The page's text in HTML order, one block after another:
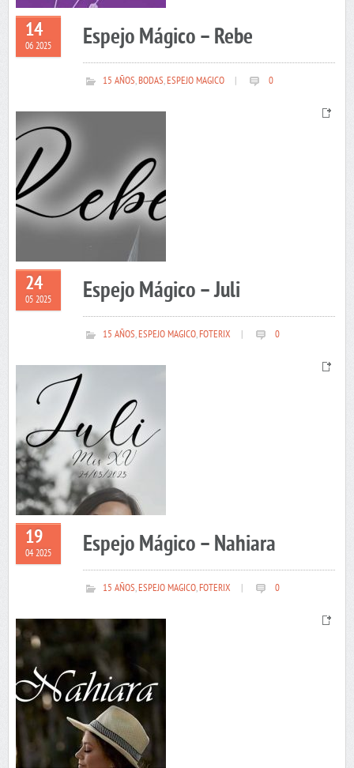
14
06 2025 Espejo Mágico – Rebe
15 AÑOS,BODAS,ESPEJO MAGICO 0
24
05 2025 Espejo Mágico – Juli
15 AÑOS,ESPEJO MAGICO,FOTERIX 0
19
04 2025 Espejo Mágico – Nahiara
15 AÑOS,ESPEJO MAGICO,FOTERIX 0